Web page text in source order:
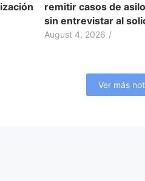
remitir casos de
sin entrevistar al
August 4, 2026 /
Ver más